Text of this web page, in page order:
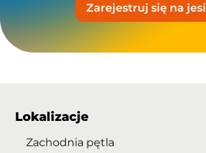
Zarejestruj się na
Lokalizacje
Zachodnia pętla